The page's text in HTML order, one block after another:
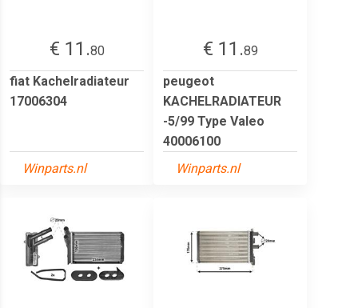
€ 11.80
fiat Kachelradiateur
17006304
Winparts.nl
€ 11.89
peugeot
KACHELRADIATEUR
-5/99 Type Valeo
40006100
Winparts.nl